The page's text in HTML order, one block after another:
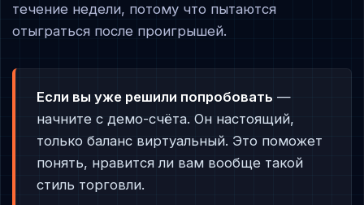
течение недели, потому что пытаются
отыграться после проигрышей.
Если вы уже решили попробовать —
начните с демо-счёта. Он настоящий,
только баланс виртуальный. Это поможет
понять, нравится ли вам вообще такой
стиль торговли.